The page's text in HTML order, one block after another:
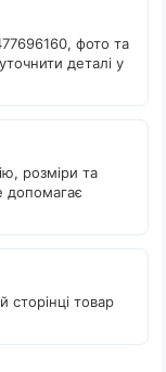
фото та
деталі у
розміри та
допомагає
сторінці товар